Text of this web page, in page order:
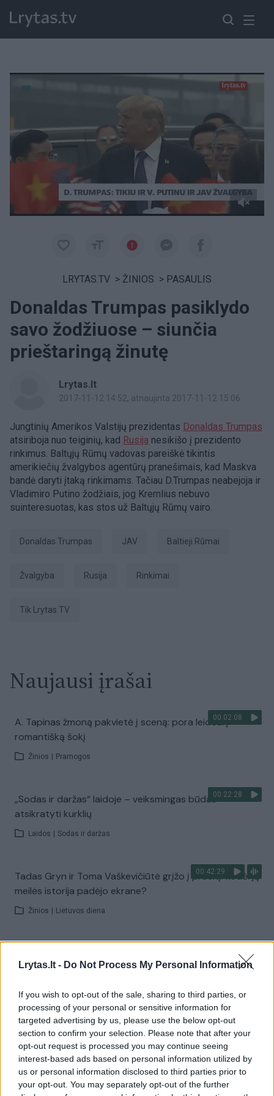
Lrytas.lt - Do Not Process My Personal Information
If you wish to opt-out of the sale, sharing to third parties, or
processing of your personal or sensitive information for
targeted advertising by us, please use the below opt-out
section to confirm your selection. Please note that after your
opt-out request is processed you may continue seeing
interest-based ads based on personal information utilized by
us or personal information disclosed to third parties prior to
your opt-out. You may separately opt-out of the further
LRYTAS.TV > ŽINIOS > PASAULIS
Donaldas Trumpas pasiklydo
savo žodžiuose – siunčia
prieštaringą žinutę
Lrytas.lt
2017-11-12 14:52, atnaujinta 2017-11-12 15:06
Jungtinių Amerikos Valstijų prezidentas Donaldas Trumpas
atsiriboja nuo teiginių, kad Rusija nesikišo į prezidento
rinkimus. Baltųjų Rūmų vadovas pareiškė tikintis
amerikiečių žvalgybos agentūrų pranešimais, kad Maskva
bandė daryti įtaką rinkimams. Tačiau D.Trumpas neabejoja ir
Vladimiro Putino žodžiais, jog Kremlius nebuvo
suinteresuotas, kas stos už Baltųjų Rūmų vairo.
Donaldas Trumpas JAV Baltieji Rūmai
žvalgyba Rusija Rinkimai
tik Lrytas.TV
Naujausi įrašai
00:02:08
A. Tapinas žmoną pakvietė į sceną: pora leidosi į
romantišką šokį
Žinios Pramogos
00:22:28
„Sodas ir daržas“ laidoje – veiksmingas būdas
atsikratyti kurklių
Laidos Sodas ir daržas
00:42:29
Tadas Gryn ir Toma Vaškevičiūtė grįžo į praeitį: kodėl jų
meilės istorija padėjo ekrane?
Žinios Lietuvos diena
Visi įrašai
Žiūrimiausi įrašai